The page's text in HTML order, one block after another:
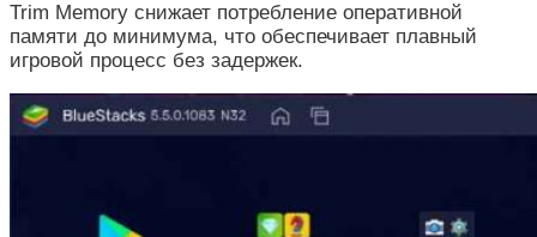
Trim Memory снижает потребление оперативной
памяти до минимума, что обеспечивает плавный
игровой процесс без задержек.